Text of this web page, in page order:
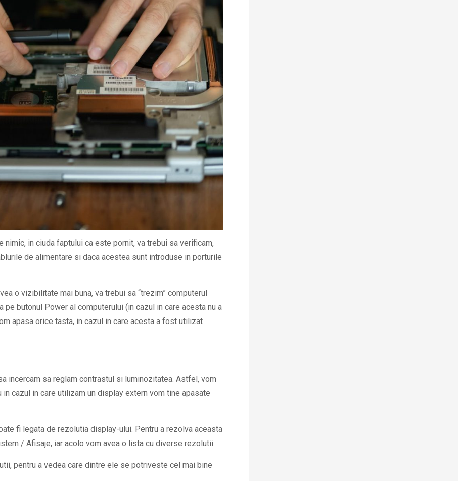
nimic, in ciuda faptului ca este pornit, va trebui sa verificam,
de alimentare si daca acestea sunt introduse in porturile
o vizibilitate mai buna, va trebui sa “trezim” computerul
butonul Power al computerului (in cazul in care acesta nu a
apasa orice tasta, in cazul in care acesta a fost utilizat
incercam sa reglam contrastul si luminozitatea. Astfel, vom
cazul in care utilizam un display extern vom tine apasate
fi legata de rezolutia display-ului. Pentru a rezolva aceasta
/ Afisaje, iar acolo vom avea o lista cu diverse rezolutii.
pentru a vedea care dintre ele se potriveste cel mai bine